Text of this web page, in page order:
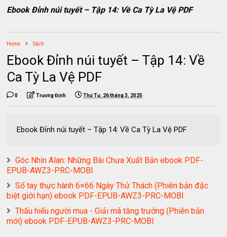
Ebook Đỉnh núi tuyết – Tập 14: Về Ca Tỳ La Vệ PDF
Home Sách
Ebook Đỉnh núi tuyết – Tập 14: Về
Ca Tỳ La Vệ PDF
0 Trương Định Thứ Tư, 26 tháng 3, 2025
Ebook Đỉnh núi tuyết – Tập 14: Về Ca Tỳ La Vệ PDF
Góc Nhìn Alan: Những Bài Chưa Xuất Bản ebook PDF-
EPUB-AWZ3-PRC-MOBI
Sổ tay thực hành 6×66 Ngày Thử Thách (Phiên bản đặc
biệt giới hạn) ebook PDF-EPUB-AWZ3-PRC-MOBI
Thấu hiểu người mua - Giải mã tăng trưởng (Phiên bản
mới) ebook PDF-EPUB-AWZ3-PRC-MOBI